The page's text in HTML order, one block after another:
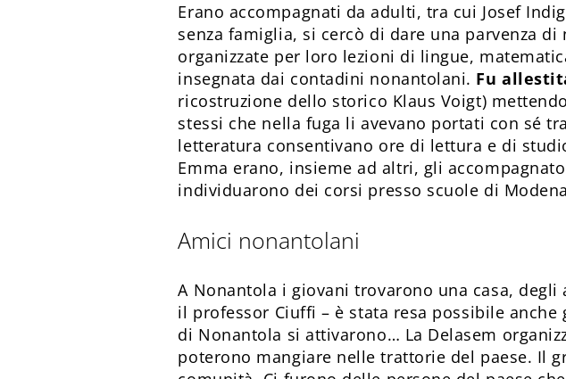
Erano accompagnati da adulti, tra cui Josef
senza famiglia, si cercò di dare una parvenza
organizzate per loro lezioni di lingue,
insegnata dai contadini nonantolani. Fu
ricostruzione dello storico Klaus Voigt)
stessi che nella fuga li avevano portati con sé
letteratura consentivano ore di lettura e di
Emma erano, insieme ad altri, gli
individuarono dei corsi presso scuole di
Amici nonantolani
A Nonantola i giovani trovarono una casa, degli
il professor Ciuffi – è stata resa possibile
di Nonantola si attivarono… La Delasem
poterono mangiare nelle trattorie del paese. Il